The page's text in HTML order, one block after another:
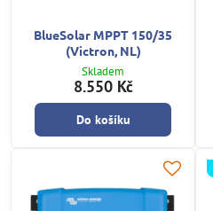
BlueSolar MPPT 150/35
(Victron, NL)
Skladem
8.550 Kč
Do košíku